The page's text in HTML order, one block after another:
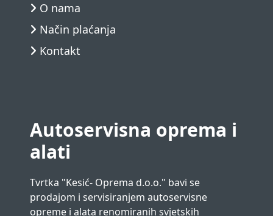
O nama
Način plaćanja
Kontakt
Autoservisna oprema i
alati
Tvrtka "Kesić- Oprema d.o.o." bavi se
prodajom i servisiranjem autoservisne
opreme i alata renomiranih svjetskih